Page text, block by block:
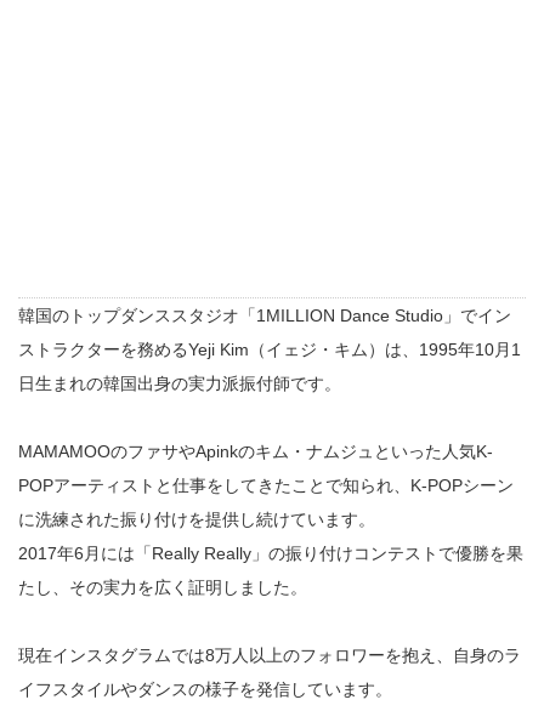
韓国のトップダンススタジオ「1MILLION Dance Studio」でイン
ストラクターを務めるYeji Kim（イェジ・キム）は、1995年10月1
日生まれの韓国出身の実力派振付師です。
MAMAMOOのファサやApinkのキム・ナムジュといった人気K-
POPアーティストと仕事をしてきたことで知られ、K-POPシーン
に洗練された振り付けを提供し続けています。
2017年6月には「Really Really」の振り付けコンテストで優勝を果
たし、その実力を広く証明しました。
現在インスタグラムでは8万人以上のフォロワーを抱え、自身のラ
イフスタイルやダンスの様子を発信しています。